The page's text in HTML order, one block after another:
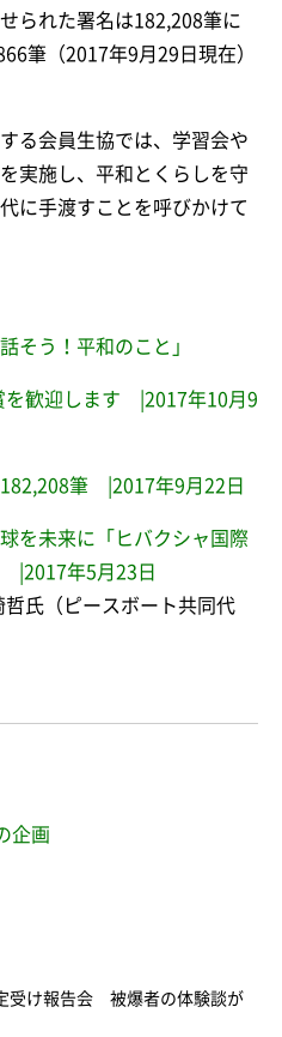
られた署名は182,208筆に
筆（2017年9月29日現在）
る会員生協では、学習会や
実施し、平和とくらしを守
に手渡すことを呼びかけて
そう！平和のこと」
を歓迎します |2017年10月9
182,208筆 |2017年9月22日
を未来に「ヒバクシャ国際
|2017年5月23日
氏（ピースボート共同代
企画
受け報告会 被爆者の体験談が